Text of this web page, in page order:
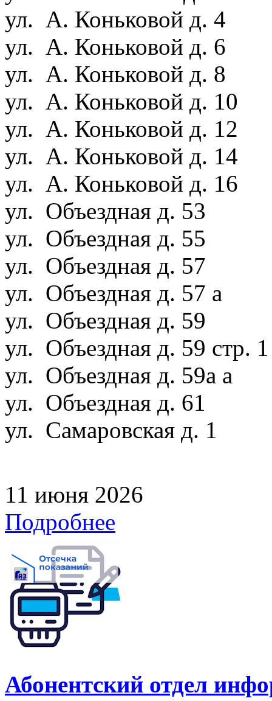
ул. А. Коньковой д. 4
ул. А. Коньковой д. 6
ул. А. Коньковой д. 8
ул. А. Коньковой д. 10
ул. А. Коньковой д. 12
ул. А. Коньковой д. 14
ул. А. Коньковой д. 16
ул. Объездная д. 53
ул. Объездная д. 55
ул. Объездная д. 57
ул. Объездная д. 57 а
ул. Объездная д. 59
ул. Объездная д. 59 стр.
ул. Объездная д. 59а а
ул. Объездная д. 61
ул. Самаровская д. 1
11 июня 2026
Подробнее
Абонентский отдел